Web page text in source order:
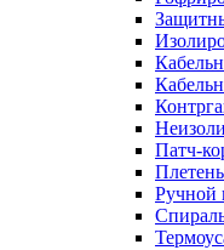
Патч-
Ручной